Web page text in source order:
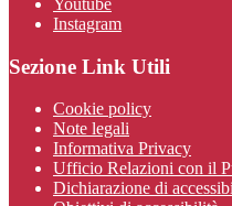
Youtube
Instagram
Sezione Link Utili
Cookie policy
Note legali
Informativa Privacy
Ufficio Relazioni con il
Dichiarazione di